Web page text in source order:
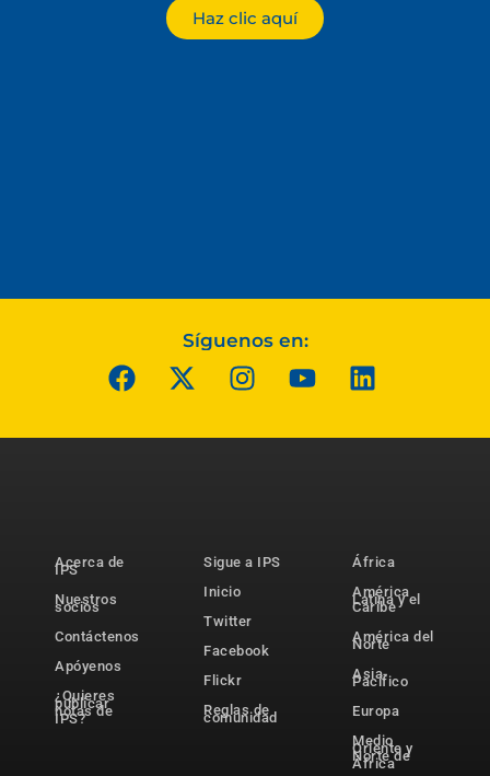
Haz clic aquí
Síguenos en:
Acerca de
IPS
Nuestros
socios
Contáctenos
Apóyenos
¿Quieres
publicar
notas de
IPS?
Sigue a IPS
Inicio
Twitter
Facebook
Flickr
Reglas de
comunidad
África
América
Latina y el
Caribe
América del
Norte
Asia-
Pacífico
Europa
Medio
Oriente y
Norte de
África